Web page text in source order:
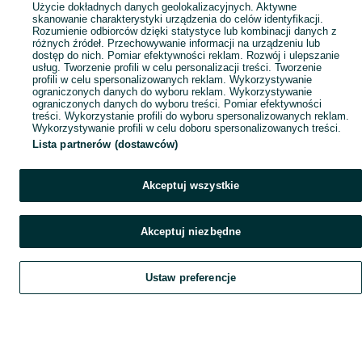
Szukaj Obserwujesz Dodaj Czat Konto
Użycie dokładnych danych geolokalizacyjnych. Aktywne
skanowanie charakterystyki urządzenia do celów identyfikacji.
Rozumienie odbiorców dzięki statystyce lub kombinacji danych z
różnych źródeł. Przechowywanie informacji na urządzeniu lub
dostęp do nich. Pomiar efektywności reklam. Rozwój i ulepszanie
usług. Tworzenie profili w celu personalizacji treści. Tworzenie
profili w celu spersonalizowanych reklam. Wykorzystywanie
ograniczonych danych do wyboru reklam. Wykorzystywanie
ograniczonych danych do wyboru treści. Pomiar efektywności
treści. Wykorzystanie profili do wyboru spersonalizowanych reklam.
Wykorzystywanie profili w celu doboru spersonalizowanych treści.
Lista partnerów (dostawców)
Akceptuj wszystkie
Akceptuj niezbędne
Ustaw preferencje